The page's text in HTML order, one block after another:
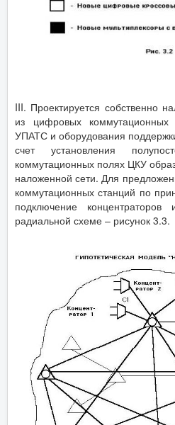
III. Проектируется собственно
из цифровых коммутационных
УПАТС и оборудования
счет установления
коммутационных полях ЦКУ
наложенной сети. Для
коммутационных станций по
подключение
радиальной схеме – рисунок 3.3.